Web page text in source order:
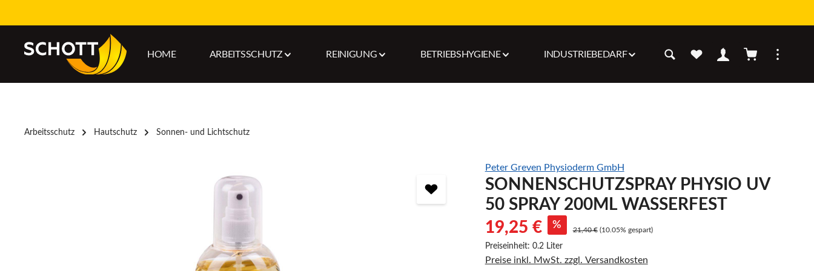
HOME ARBEITSSCHUTZ REINIGUNG BETRIEBSHYGIENE INDUSTRIEBEDARF
Warenkorb
Arbeitsschutz Hautschutz Sonnen- und Lichtschutz
Peter Greven Physioderm GmbH
SONNENSCHUTZSPRAY PHYSIO UV
50 SPRAY 200ML WASSERFEST
19,25 €
% 21,40 € (10.05% gespart)
Preiseinheit: 0.2 Liter
Preise inkl. MwSt. zzgl. Versandkosten